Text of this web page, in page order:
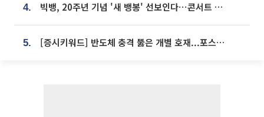
4. 빅뱅, 20주년 기념 '새 뱅봉' 선보인다⋯콘서트 앞두고 팝업 개최
5. [증시키워드] 반도체 충격 뚫은 개별 호재...포스코퓨처엠·에코프로·한화솔루션 '눈길'